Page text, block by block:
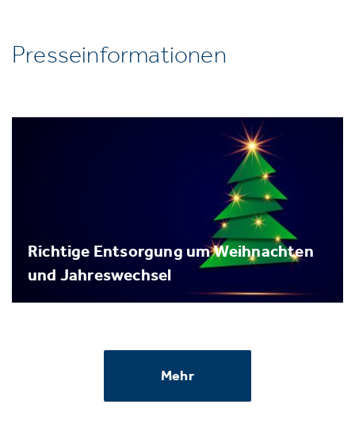
Presseinformationen
Richtige Entsorgung um Weihnachten
und Jahreswechsel
Mehr